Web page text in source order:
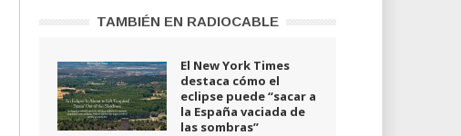
TAMBIÉN EN RADIOCABLE
El New York Times
destaca cómo el
eclipse puede “sacar a
la España vaciada de
las sombras”